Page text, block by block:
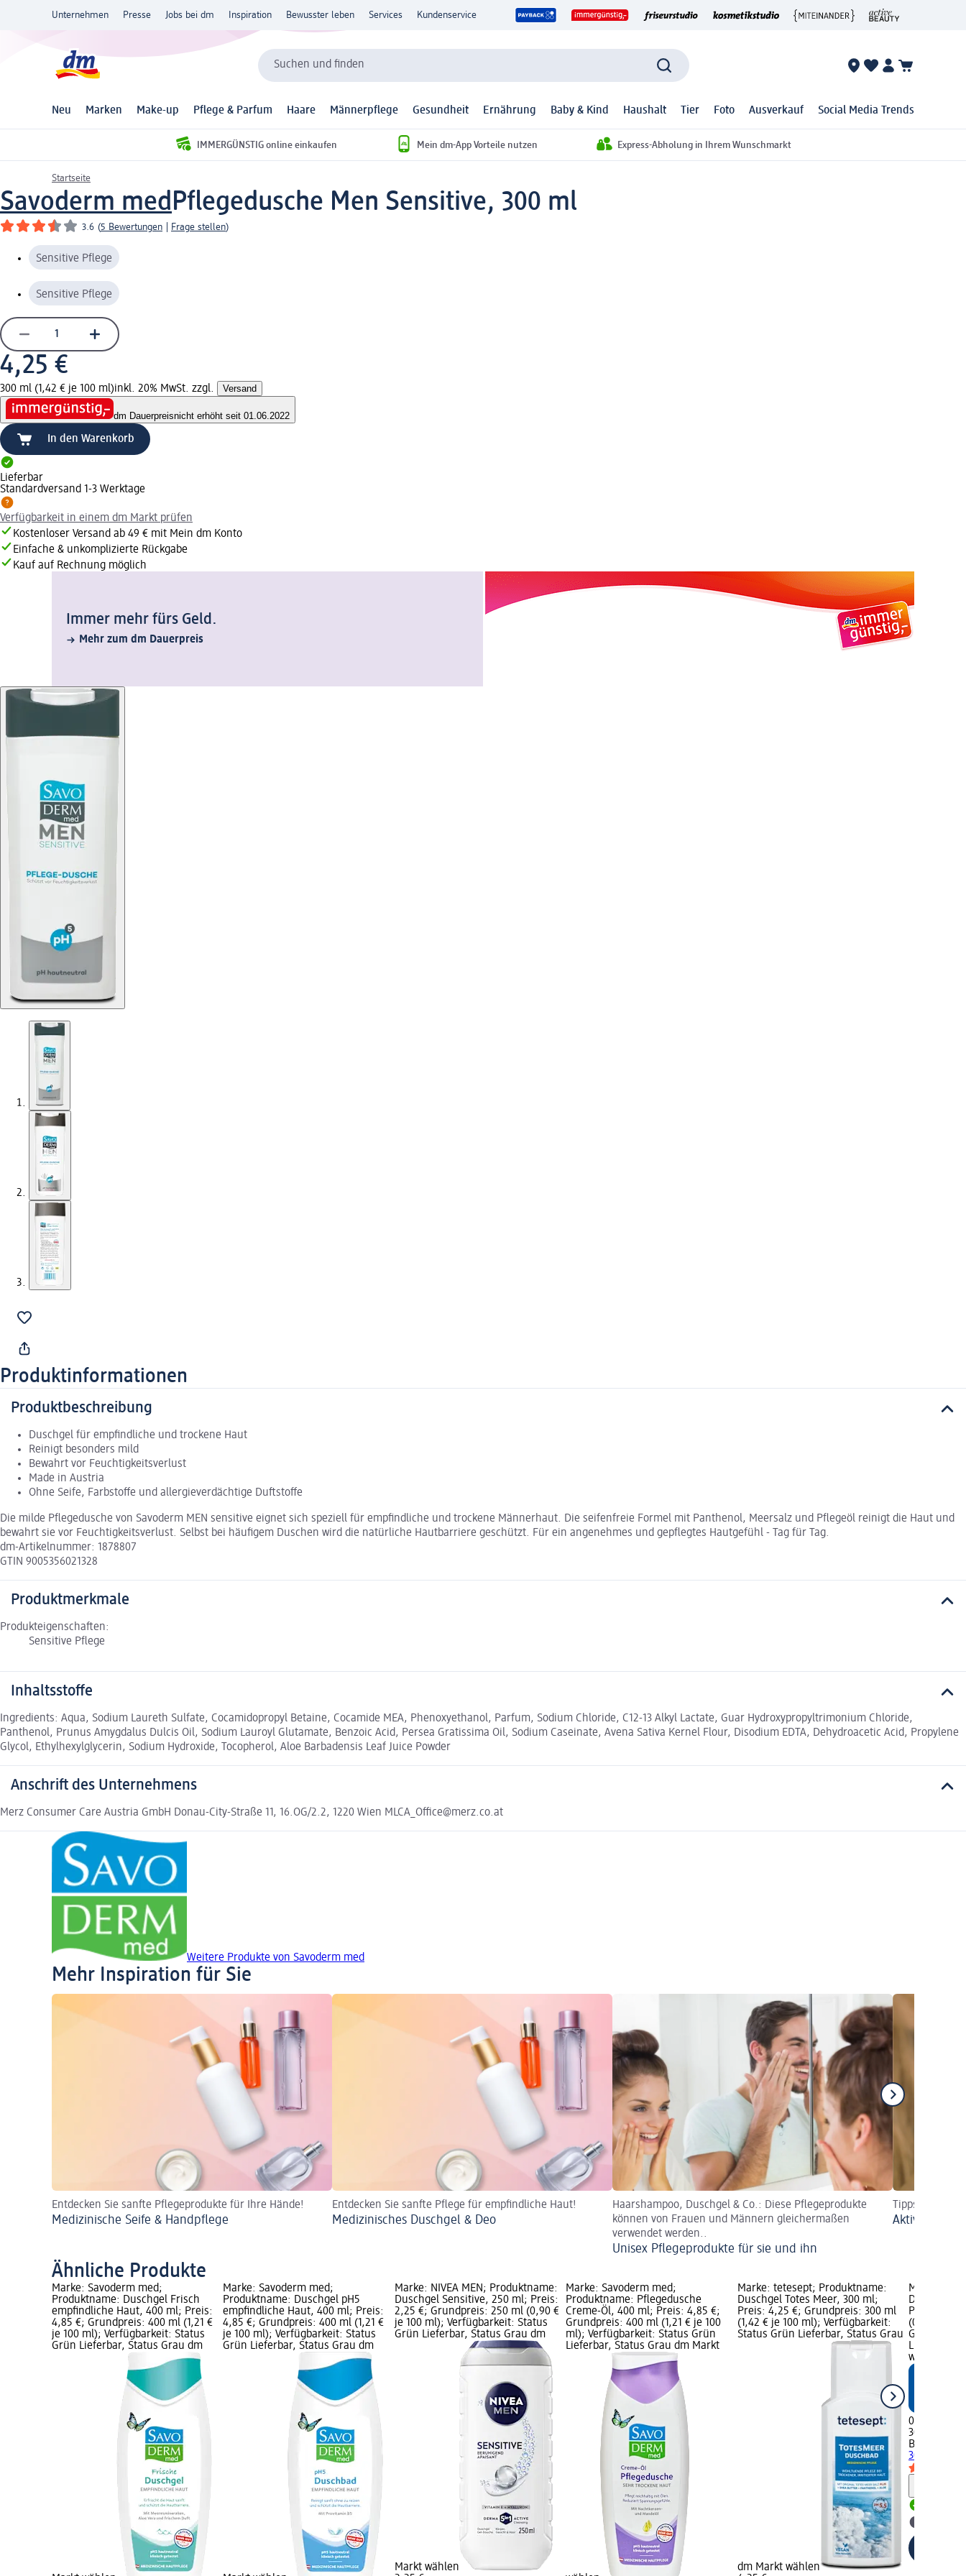
Unternehmen Presse Jobs bei dm Inspiration Bewusster leben Services Kundenservice
Suchen und finden
Neu Marken Make-up Pflege & Parfum Haare Männerpflege Gesundheit Ernährung Baby & Kind Haushalt Tier Foto Ausverkauf Social Media Trends
IMMERGÜNSTIG online einkaufen Mein dm-App Vorteile nutzen Express-Abholung in Ihrem Wunschmarkt
Startseite
Savoderm medPflegedusche Men Sensitive, 300 ml
3.6 (5 Bewertungen Frage stellen)
Sensitive Pflege
Sensitive Pflege
4,25 €
300 ml (1,42 € je 100 ml)inkl. 20% MwSt. zzgl. Versand
dm Dauerpreisnicht erhöht seit 01.06.2022
In den Warenkorb
Lieferbar
Standardversand 1-3 Werktage
Verfügbarkeit in einem dm Markt prüfen
Kostenloser Versand ab 49 € mit Mein dm Konto
Einfache & unkomplizierte Rückgabe
Kauf auf Rechnung möglich
Immer mehr fürs Geld.
Mehr zum dm Dauerpreis
Produktinformationen
Produktbeschreibung
Duschgel für empfindliche und trockene Haut
Reinigt besonders mild
Bewahrt vor Feuchtigkeitsverlust
Made in Austria
Ohne Seife, Farbstoffe und allergieverdächtige Duftstoffe
Die milde Pflegedusche von Savoderm MEN sensitive eignet sich speziell für empfindliche und trockene Männerhaut. Die seifenfreie Formel mit Panthenol, Meersalz und Pflegeöl reinigt die Haut und
bewahrt sie vor Feuchtigkeitsverlust. Selbst bei häufigem Duschen wird die natürliche Hautbarriere geschützt. Für ein angenehmes und gepflegtes Hautgefühl - Tag für Tag.
dm-Artikelnummer: 1878807
GTIN 9005356021328
Produktmerkmale
Produkteigenschaften:
Sensitive Pflege
Inhaltsstoffe
Ingredients: Aqua, Sodium Laureth Sulfate, Cocamidopropyl Betaine, Cocamide MEA, Phenoxyethanol, Parfum, Sodium Chloride, C12-13 Alkyl Lactate, Guar Hydroxypropyltrimonium Chloride,
Panthenol, Prunus Amygdalus Dulcis Oil, Sodium Lauroyl Glutamate, Benzoic Acid, Persea Gratissima Oil, Sodium Caseinate, Avena Sativa Kernel Flour, Disodium EDTA, Dehydroacetic Acid, Propylene
Glycol, Ethylhexylglycerin, Sodium Hydroxide, Tocopherol, Aloe Barbadensis Leaf Juice Powder
Anschrift des Unternehmens
Merz Consumer Care Austria GmbH Donau-City-Straße 11, 16.OG/2.2, 1220 Wien MLCA_Office@merz.co.at
Weitere Produkte von Savoderm med
Mehr Inspiration für Sie
Entdecken Sie sanfte Pflegeprodukte für Ihre Hände!
Medizinische Seife & Handpflege
Entdecken Sie sanfte Pflege für empfindliche Haut!
Medizinisches Duschgel & Deo
Haarshampoo, Duschgel & Co.: Diese Pflegeprodukte
können von Frauen und Männern gleichermaßen
verwendet werden..
Unisex Pflegeprodukte für sie und ihn
Tipps &
Aktivkohle:
Ähnliche Produkte
Marke: Savoderm med;
Produktname: Duschgel Frisch
empfindliche Haut, 400 ml; Preis:
4,85 €; Grundpreis: 400 ml (1,21 €
je 100 ml); Verfügbarkeit: Status
Grün Lieferbar, Status Grau dm
Marke: Savoderm med;
Produktname: Duschgel pH5
empfindliche Haut, 400 ml; Preis:
4,85 €; Grundpreis: 400 ml (1,21 €
je 100 ml); Verfügbarkeit: Status
Grün Lieferbar, Status Grau dm
Marke: NIVEA MEN; Produktname:
Duschgel Sensitive, 250 ml; Preis:
2,25 €; Grundpreis: 250 ml (0,90 €
je 100 ml); Verfügbarkeit: Status
Grün Lieferbar, Status Grau dm
Markt wählen
Marke: Savoderm med;
Produktname: Pflegedusche
Creme-Öl, 400 ml; Preis: 4,85 €;
Grundpreis: 400 ml (1,21 € je 100
ml); Verfügbarkeit: Status Grün
Lieferbar, Status Grau dm Markt
Marke: tetesept; Produktname:
Duschgel Totes Meer, 300 ml;
Preis: 4,25 €; Grundpreis: 300 ml
(1,42 € je 100 ml); Verfügbarkeit:
Status Grün Lieferbar, Status Grau
dm Markt wählen
Marke:
Duschgel
Preis: 0,75
(0,25 € je
Grafik;
Lieferbar,
wählen
0,75 €
300 ml
Balea MEN
300 ml